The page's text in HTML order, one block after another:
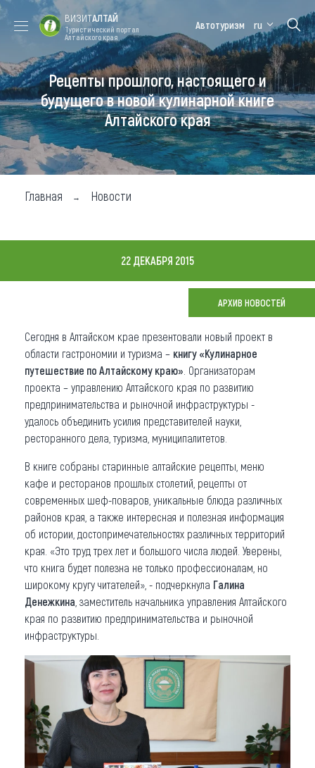
Форум VISIT
ALTAI
Цветение
маральника
Медицинский
форум
Алтайская
зимовка
Туры
Где побывать
Чем заняться
Карта
Что привезти (сувениры)
О регионе
Коллекция впечатлений
Другие рубрики
ВИЗИТАЛТАЙ
Туристический портал
Алтайского края
Автотуризм ru
Рецепты прошлого, настоящего и
будущего в новой кулинарной книге
Алтайского края
Главная Новости
22 ДЕКАБРЯ 2015
АРХИВ НОВОСТЕЙ
Сегодня в Алтайском крае презентовали новый проект в
области гастрономии и туризма – книгу «Кулинарное
путешествие по Алтайскому краю» . Организаторам
проекта – управлению Алтайского края по развитию
предпринимательства и рыночной инфраструктуры -
удалось объединить усилия представителей науки,
ресторанного дела, туризма, муниципалитетов.
В книге собраны старинные алтайские рецепты, меню
кафе и ресторанов прошлых столетий, рецепты от
современных шеф-поваров, уникальные блюда различных
районов края, а также интересная и полезная информация
об истории, достопримечательностях различных территорий
края. «Это труд трех лет и большого числа людей. Уверены,
что книга будет полезна не только профессионалам, но
широкому кругу читателей», - подчеркнула Галина
Денежкина , заместитель начальника управления Алтайского
края по развитию предпринимательства и рыночной
инфраструктуры.